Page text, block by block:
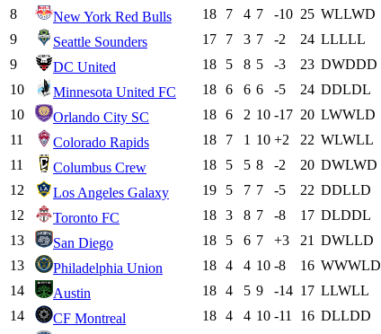
8
New York Red Bulls 18 7 4 7 -10 25 WLLWD
9
Seattle Sounders 17 7 3 7 -2 24 LLLLL
9
DC United 18 5 8 5 -3 23 DWDDD
10
Minnesota United FC 18 6 6 6 -5 24 DDLDL
10
Orlando City SC 18 6 2 10 -17 20 LWWLD
11
Colorado Rapids 18 7 1 10 +2 22 WLWLL
11
Columbus Crew 18 5 5 8 -2 20 DWLWD
12
Los Angeles Galaxy 19 5 7 7 -5 22 DDLLD
12
Toronto FC 18 3 8 7 -8 17 DLDDL
13
San Diego 18 5 6 7 +3 21 DWLLD
13
Philadelphia Union 18 4 4 10 -8 16 WWWLD
14
Austin 18 4 5 9 -14 17 LLWLL
14
CF Montreal 18 4 4 10 -11 16 DLLDD